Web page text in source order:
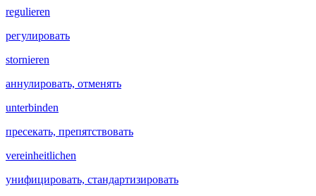
regulieren
регулировать
stornieren
аннулировать, отменять
unterbinden
пресекать, препятствовать
vereinheitlichen
унифицировать, стандартизировать